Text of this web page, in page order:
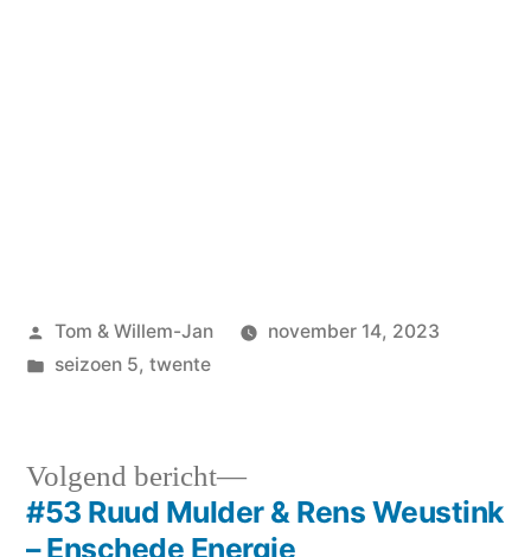
Geplaatst
door
Tom & Willem-Jan
november 14, 2023
Geplaatst
seizoen 5, twente
Bericht
Volgend bericht
Volgend
bericht:
#53 Ruud Mulder & Rens Weustink
– Enschede Energie